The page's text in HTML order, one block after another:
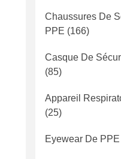
Chaussures De
PPE (166)
Casque De
(85)
Appareil
(25)
Eyewear De PPE